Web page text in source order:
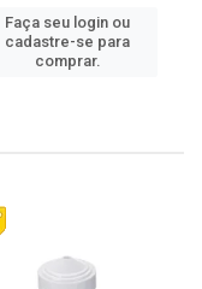
Faça seu login ou
cadastre-se para
comprar.